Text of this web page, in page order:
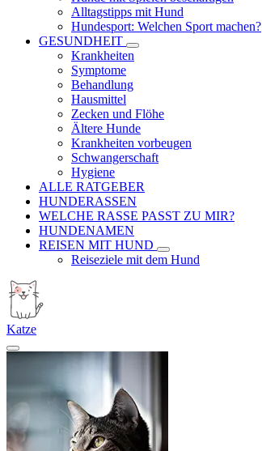
Alltagstipps mit Hund
Hundesport: Welchen Sport machen?
GESUNDHEIT
Krankheiten
Symptome
Behandlung
Hausmittel
Zecken und Flöhe
Ältere Hunde
Krankheiten vorbeugen
Schwangerschaft
Hygiene
ALLE RATGEBER
HUNDERASSEN
WELCHE RASSE PASST ZU MIR?
HUNDENAMEN
REISEN MIT HUND
Reiseziele mit dem Hund
Katze